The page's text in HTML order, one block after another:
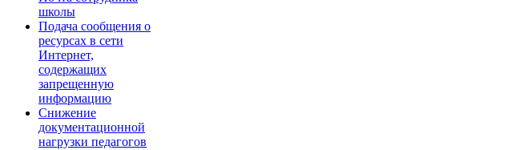
школы
Подача сообщения о
ресурсах в сети
Интернет,
содержащих
запрещенную
информацию
Снижение
документационной
нагрузки педагогов